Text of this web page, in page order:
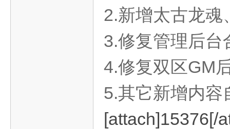
2.新增太古龙魂
3.修复管理后台
4.修复双区GM
5.其它新增内容
[attach]15376[/